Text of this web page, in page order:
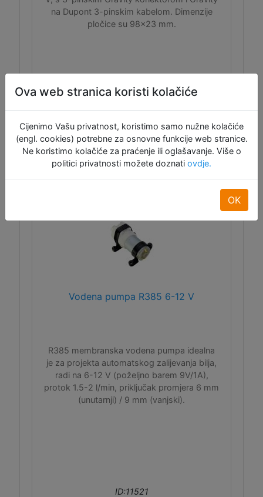
na Dupont 3-pinskim kabelom. Dimenzije
pločice su 98x23 mm.
2,50 €
Dodaj u košaru
Vodena pumpa R385 6-12 V
R385 membranska vodena pumpa idealna
je za projekta automatskog zalijevanja bilja,
radi na 6-12 V (poželjno barem 9V/1A),
protok 1.5-2 l/min, priključak promjera 6 mm
(unutarnji) / 9 mm (vanjski).
ID:11521
Ova web stranica koristi kolačiće
Cijenimo Vašu privatnost, koristimo samo nužne kolačiće
(engl. cookies) potrebne za osnovne funkcije web stranice.
Ne koristimo kolačiće za praćenje ili oglašavanje. Više o
politici privatnosti možete doznati ovdje.
OK